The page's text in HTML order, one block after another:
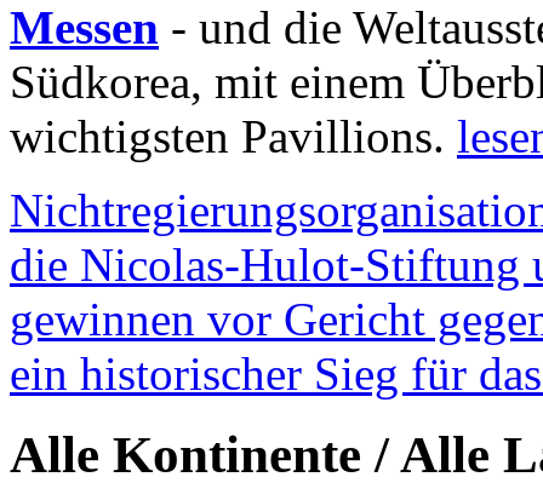
Messen - und die
Südkorea, mit einem
wichtigsten Pavillions.
die Nicolas-Hulot-Stiftung
gewinnen vor Gericht
ein historischer Sieg für
Alle Kontinente / Alle